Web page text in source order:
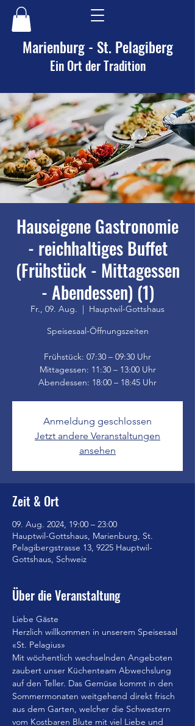
Marienburg - St. Pelagiberg
Ein Ort der Tradition
Hauseigene Gastronomie
- reichhaltiges Buffet
(Frühstück - Mittagessen
- Abendessen) (1)
Fr., 09. Aug.
  |
Hauptwil-Gottshaus
Speisesaal-Öffnungszeiten
Frühstück: 07:30 – 09:30 Uhr
Mittagessen: 11:30 – 13:00 Uhr
Anmeldung geschlossen
Jetzt andere Veranstaltungen
ansehen
Zeit & Ort
09. Aug. 2024, 19:00 – 23:00
Hauptwil-Gottshaus, Marienburg, St.
Pelagibergstrasse 13, 9225 Hauptwil-
Gottshaus, Schweiz
Über die Veranstaltung
Liebe Gäste
Herzlich willkommen in unserem Speisesaal
«St. Pelagius»
Mit wöchentlich wechselnden Angeboten
zaubert unser Küchenteam Abwechslung
auf den Teller. Das Gemüse kommt in den
Sommermonaten weitgehend direkt frisch
aus dem Garten, welcher die Schwestern
vom Kostbaren Blute mit viel Liebe und